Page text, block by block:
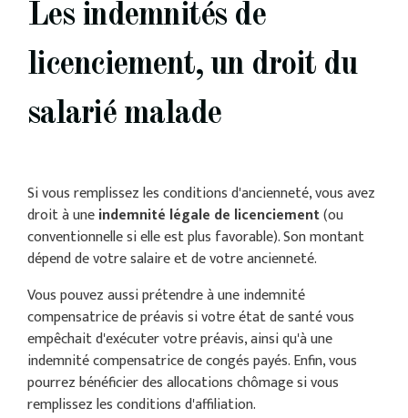
Les indemnités de
licenciement, un droit du
salarié malade
Si vous remplissez les conditions d'ancienneté, vous avez
droit à uneindemnité légale de licenciement(ou
conventionnelle si elle est plus favorable). Son montant
dépend de votre salaire et de votre ancienneté.
Vous pouvez aussi prétendre à une indemnité
compensatrice de préavis si votre état de santé vous
empêchait d'exécuter votre préavis, ainsi qu'à une
indemnité compensatrice de congés payés. Enfin, vous
pourrez bénéficier des allocations chômage si vous
remplissez les conditions d'affiliation.